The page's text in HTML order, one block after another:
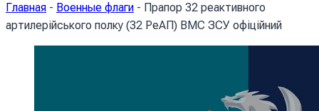
Главная - Военные флаги - Прапор 32 реактивного
артилерійського полку (32 РеАП) ВМС ЗСУ офіційний